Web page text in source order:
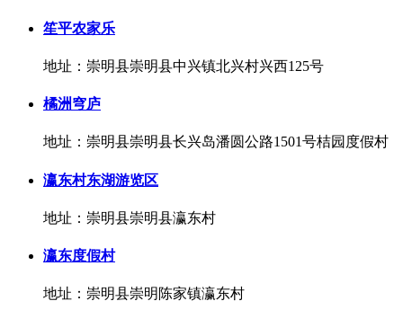
笙平农家乐
地址：崇明县崇明县中兴镇北兴村兴西125号
橘洲穹庐
地址：崇明县崇明县长兴岛潘圆公路1501号桔园度假村
瀛东村东湖游览区
地址：崇明县崇明县瀛东村
瀛东度假村
地址：崇明县崇明陈家镇瀛东村